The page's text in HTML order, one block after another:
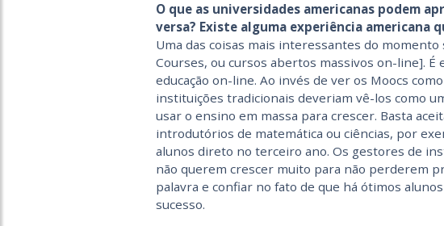
O que as universidades americanas podem
versa? Existe alguma experiência americana
Uma das coisas mais interessantes do
Courses, ou cursos abertos massivos on-line]. É
educação on-line. Ao invés de ver os Moocs
instituições tradicionais deveriam vê-los como
usar o ensino em massa para crescer. Basta
introdutórios de matemática ou ciências, por
alunos direto no terceiro ano. Os gestores de
não querem crescer muito para não perderem
palavra e confiar no fato de que há ótimos
sucesso.